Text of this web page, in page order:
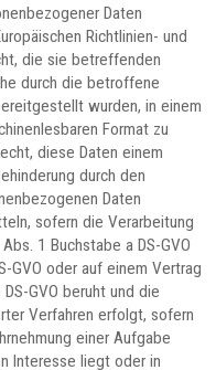
Daten
Richtlinien- und
die sie betreffenden
durch die betroffene
wurden, in einem
Format zu
diese Daten einem
durch den
Daten
sofern die Verarbeitung
1 Buchstabe a DS-GVO
GVO oder auf einem Vertrag
GVO beruht und die
Verfahren erfolgt, sofern
einer Aufgabe
Interesse liegt oder in